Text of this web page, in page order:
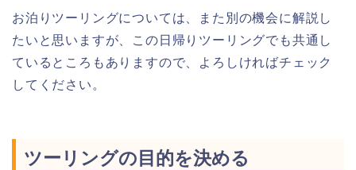
お泊りツーリングについては、また別の機会に解説し
たいと思いますが、この日帰りツーリングでも共通し
ているところもありますので、よろしければチェック
してください。
ツーリングの目的を決める